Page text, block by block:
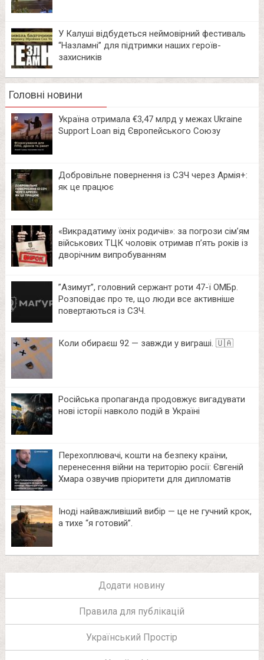
У Калуші відбудеться неймовірний фестиваль
“Назламні” для підтримки наших героїв-
захисників
Головні новини
Україна отримала €3,47 млрд у межах Ukraine
Support Loan від Європейського Союзу
Добровільне повернення із СЗЧ через Армія+:
як це працює
«Викрадатиму їхніх родичів»: за погрози сім’ям
військових ТЦК чоловік отримав п’ять років із
дворічним випробуванням
⁨”Азимут”, головний сержант роти 47-ї ОМБр.
Розповідає про те, що люди все активніше
повертаються із СЗЧ.
Коли обираєш 92 — завжди у виграші. 🇺🇦
Російська пропаганда продовжує вигадувати
нові історії навколо подій в Україні
Перехоплювачі, кошти на безпеку країни,
перенесення війни на територію росії: Євгеній
Хмара озвучив пріоритети для дипломатів
Іноді найважливіший вибір — це не гучний крок,
а тихе “я готовий”.
Додати новину
Правила для публікацій
Український Простір